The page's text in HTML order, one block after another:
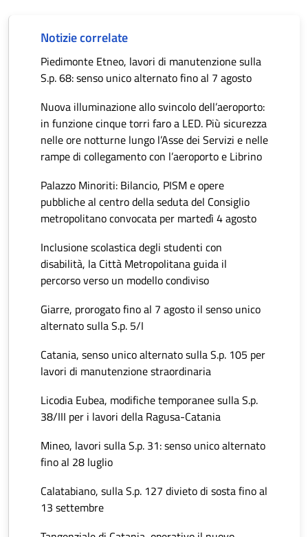
Notizie correlate
Piedimonte Etneo, lavori di manutenzione sulla
S.p. 68: senso unico alternato fino al 7 agosto
Nuova illuminazione allo svincolo dell’aeroporto:
in funzione cinque torri faro a LED. Più sicurezza
nelle ore notturne lungo l’Asse dei Servizi e nelle
rampe di collegamento con l’aeroporto e Librino
Palazzo Minoriti: Bilancio, PISM e opere
pubbliche al centro della seduta del Consiglio
metropolitano convocata per martedì 4 agosto
Inclusione scolastica degli studenti con
disabilità, la Città Metropolitana guida il
percorso verso un modello condiviso
Giarre, prorogato fino al 7 agosto il senso unico
alternato sulla S.p. 5/I
Catania, senso unico alternato sulla S.p. 105 per
lavori di manutenzione straordinaria
Licodia Eubea, modifiche temporanee sulla S.p.
38/III per i lavori della Ragusa-Catania
Mineo, lavori sulla S.p. 31: senso unico alternato
fino al 28 luglio
Calatabiano, sulla S.p. 127 divieto di sosta fino al
13 settembre